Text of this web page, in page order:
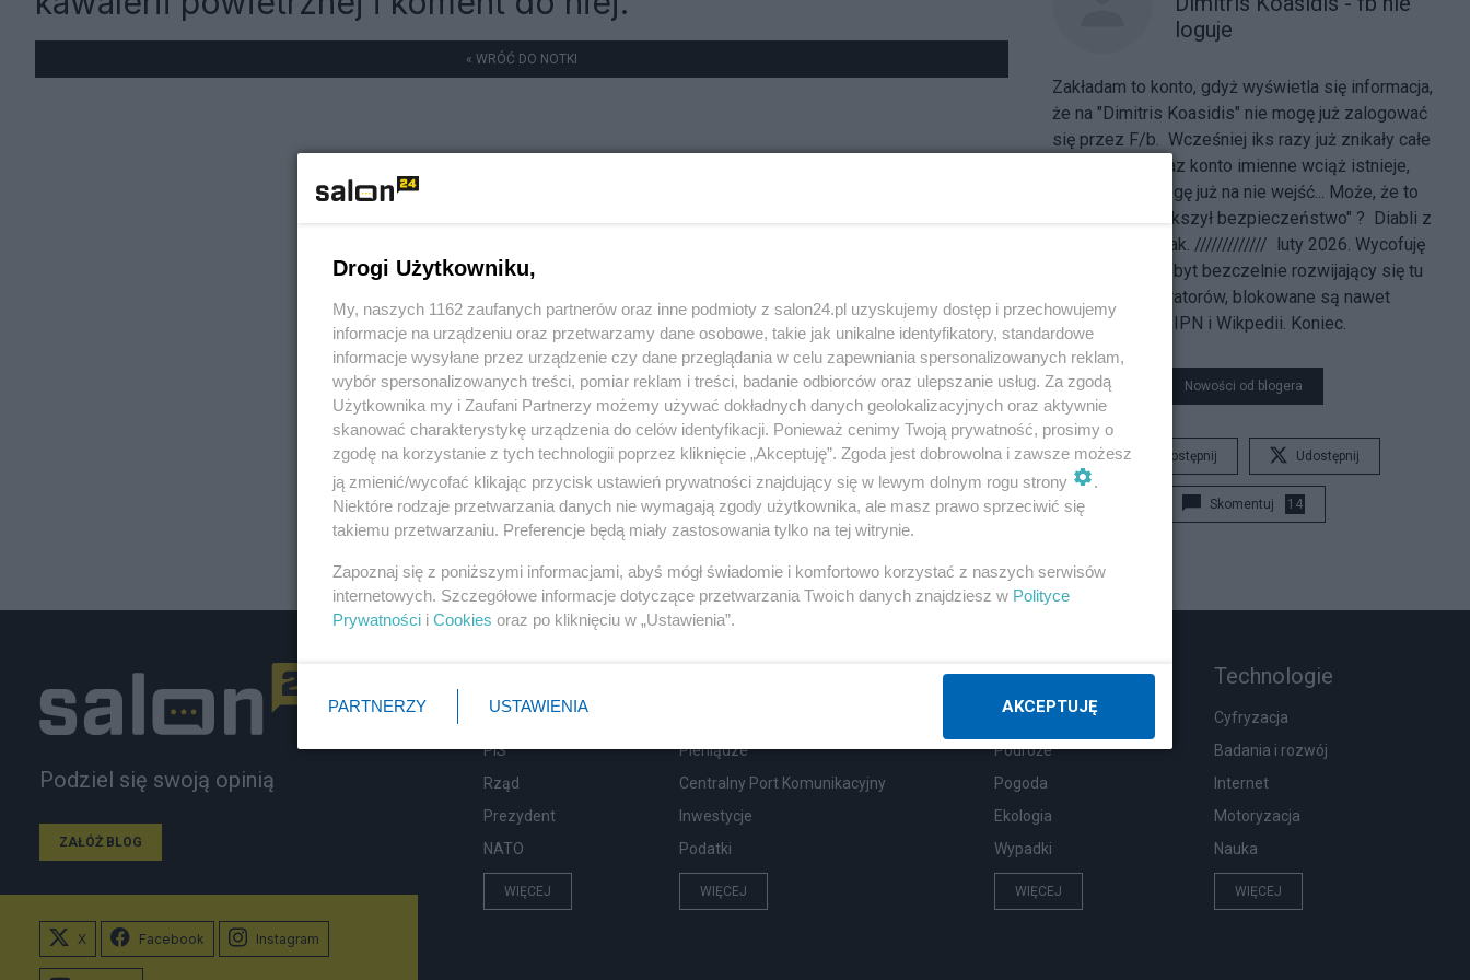
« WRÓĆ DO NOTKI
loguje
Zakładam to konto, gdyż wyświetla się informacja,
że na "Dimitris Koasidis" nie mogę już zalogować
się przez F/b. Wcześniej iks razy już znikały całe
moje konta. Teraz konto imienne wciąż istnieje,
jednak ja nie mogę już na nie wejść... Może, że to
F/b znów "zwiększył bezpieczeństwo" ? Diabli z
nim, tak czy owak. ///////////// luty 2026. Wycofuję
się, z uwagi nazbyt bezczelnie rozwijający się tu
faszyzm moderatorów, blokowane są nawet
czyste cytaty z IPN i Wikpedii. Koniec.
Nowości od blogera
Udostępnij Udostępnij
Skomentuj 14
Podziel się swoją opinią
ZAŁÓŻ BLOG
Rosja
PiS
Rząd
Prezydent
NATO
WIĘCEJ
Pieniądze
Centralny Port Komunikacyjny
Inwestycje
Podatki
WIĘCEJ
Rozmaitości
Zdrowie
Podróże
Pogoda
Ekologia
Wypadki
WIĘCEJ
Technologie
Cyfryzacja
Badania i rozwój
Internet
Motoryzacja
Nauka
WIĘCEJ
X Facebook Instagram
Drogi Użytkowniku,
My, naszych 1162 zaufanych partnerów oraz inne podmioty z salon24.pl uzyskujemy dostęp i przechowujemy
informacje na urządzeniu oraz przetwarzamy dane osobowe, takie jak unikalne identyfikatory, standardowe
informacje wysyłane przez urządzenie czy dane przeglądania w celu zapewniania spersonalizowanych reklam,
wybór spersonalizowanych treści, pomiar reklam i treści, badanie odbiorców oraz ulepszanie usług. Za zgodą
Użytkownika my i Zaufani Partnerzy możemy używać dokładnych danych geolokalizacyjnych oraz aktywnie
skanować charakterystykę urządzenia do celów identyfikacji. Ponieważ cenimy Twoją prywatność, prosimy o
zgodę na korzystanie z tych technologii poprzez kliknięcie „Akceptuję”. Zgoda jest dobrowolna i zawsze możesz
ją zmienić/wycofać klikając przycisk ustawień prywatności znajdujący się w lewym dolnym rogu strony
.
Niektóre rodzaje przetwarzania danych nie wymagają zgody użytkownika, ale masz prawo sprzeciwić się
takiemu przetwarzaniu. Preferencje będą miały zastosowania tylko na tej witrynie.
Zapoznaj się z poniższymi informacjami, abyś mógł świadomie i komfortowo korzystać z naszych serwisów
internetowych. Szczegółowe informacje dotyczące przetwarzania Twoich danych znajdziesz w Polityce
Prywatności i Cookies oraz po kliknięciu w „Ustawienia”.
PARTNERZY USTAWIENIA AKCEPTUJĘ